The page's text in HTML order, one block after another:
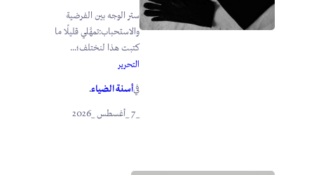
ستر الوجه بين الفرضية
والاستحباب:تمهَّلي قليلًا ما
كتبت هذا لنختلف؛...
التحرير
فيأسنة الضياء.